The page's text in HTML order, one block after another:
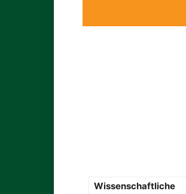
Wissenschaftliche